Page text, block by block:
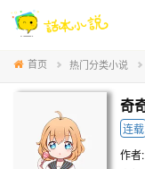
首页 热门分类小说
奇
连载
作者: